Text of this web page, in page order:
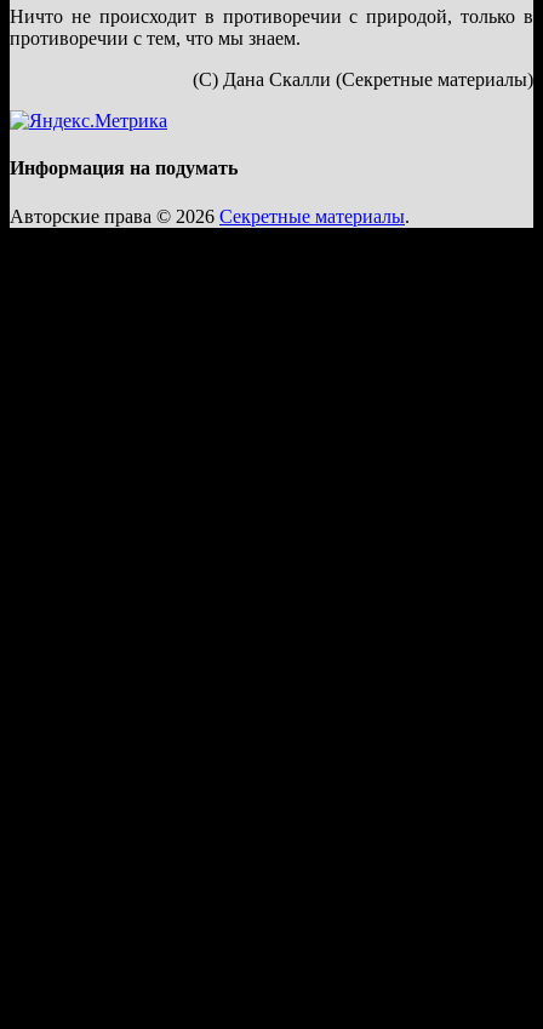
Ничто не происходит в противоречии с природой, только в
противоречии с тем, что мы знаем.
(С) Дана Скалли (Секретные материалы)
Информация на подумать
Авторские права © 2026 Секретные материалы.